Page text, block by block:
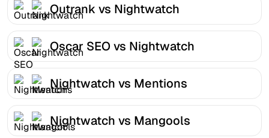
Outrank vs Nightwatch
Oscar SEO vs Nightwatch
Nightwatch vs Mentions
Nightwatch vs Mangools